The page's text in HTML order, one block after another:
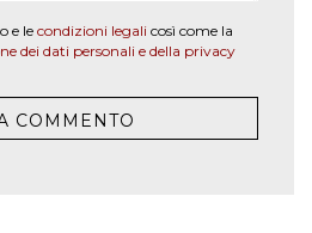
e le condizioni legali così come la
dei dati personali e della privacy